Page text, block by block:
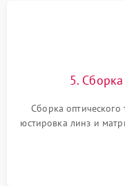
5.
Сборка оптического
юстировка линз и
и устранения
шлейфов,